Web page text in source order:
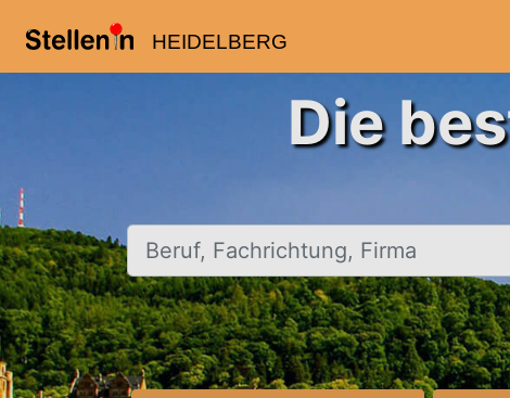
HEIDELBERG
Die
Beruf, Fachrichtung, Firma